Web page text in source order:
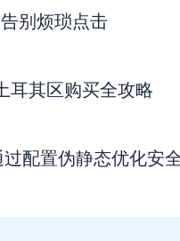
别烦琐点击
耳其区购买全攻略
配置伪静态优化安